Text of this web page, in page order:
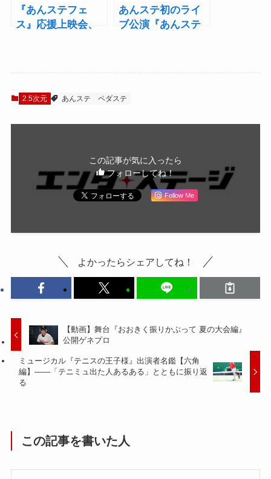
『あんステフェ
ス』応援上映会、
あんステ初のライ
ブ公演『あんステ
2.5次元 あんステ ペダステ
この記事が気に入ったら
フォローしてね！
Follow Me
よかったらシェアしてね！
【動画】舞台『おおきく振りかぶって 夏の大会編』
公開ゲネプロ
ミュージカル『テニスの王子様』出演者名鑑【六角
編】――「テニミュ出た人あるある」とともに振り返
る
この記事を書いた人